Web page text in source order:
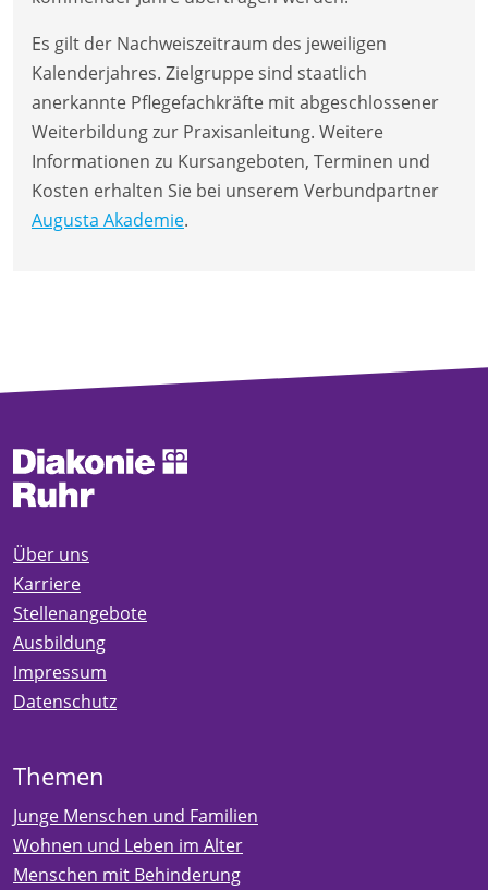
Es gilt der Nachweiszeitraum des jeweiligen
Kalenderjahres. Zielgruppe sind staatlich
anerkannte Pflegefachkräfte mit abgeschlossener
Weiterbildung zur Praxisanleitung. Weitere
Informationen zu Kursangeboten, Terminen und
Kosten erhalten Sie bei unserem Verbundpartner
Augusta Akademie.
Über uns
Karriere
Stellenangebote
Ausbildung
Impressum
Datenschutz
Themen
Junge Menschen und Familien
Wohnen und Leben im Alter
Menschen mit Behinderung